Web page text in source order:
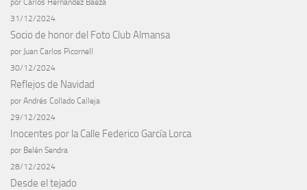
31/12/2024
Socio de honor del Foto Club Almansa
por Juan Carlos Picornell
30/12/2024
Reflejos de Navidad
por Andrés Collado Calleja
29/12/2024
Inocentes por la Calle Federico García Lorca
por Belén Sendra
28/12/2024
Desde el tejado